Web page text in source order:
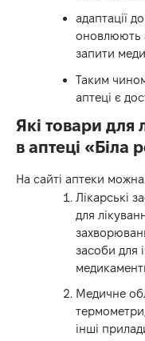
адаптації
оновлюють
запити
Таким
аптеці є
Які товари для
в аптеці «Біла
На сайті аптеки
Лікарські
для
засоби для
Медичне
інші